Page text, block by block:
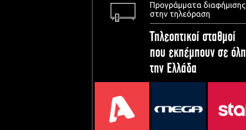
Προγράμματα διαφήμισης
στην τηλεόραση
Τηλεοπτικοί σταθμοί
που εκπέμπουν σε όλη
την Ελλάδα